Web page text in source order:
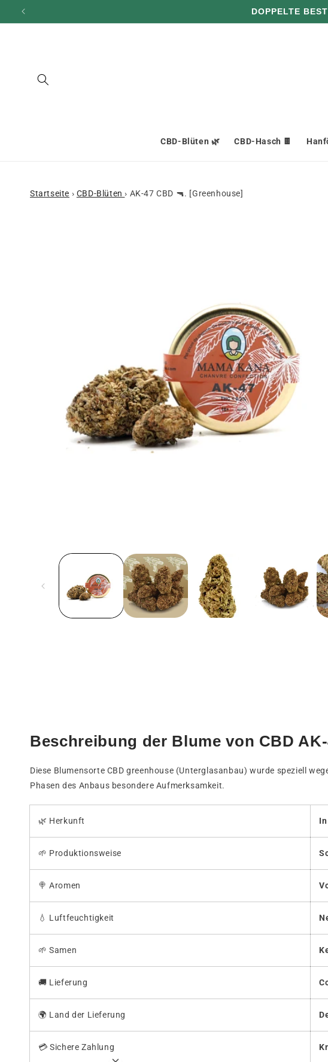
und zum
DOPPELTE
CBD-Blüten 🌿 CBD-Hasch 🍫
Startseite › CBD-Blüten› AK-47 CBD 🔫. [Greenhouse]
Fenster
Beschreibung der Blume von CBD AK-
Diese Blumensorte CBD greenhouse (Unterglasanbau) wurde speziell
Phasen des Anbaus besondere Aufmerksamkeit.
🌿 Herkunft
🌱 Produktionsweise
🍭Aromen
💧 Luftfeuchtigkeit
🌱Samen
🚚 Lieferung
🌍 Land der Lieferung
💳 Sichere Zahlung